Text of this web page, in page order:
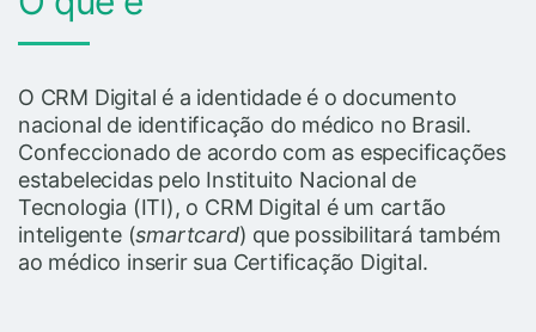
O CRM Digital é a identidade é o documento
nacional de identificação do médico no Brasil.
Confeccionado de acordo com as especificações
estabelecidas pelo Instituito Nacional de
Tecnologia (ITI), o CRM Digital é um cartão
inteligente (smartcard) que possibilitará também
ao médico inserir sua Certificação Digital.